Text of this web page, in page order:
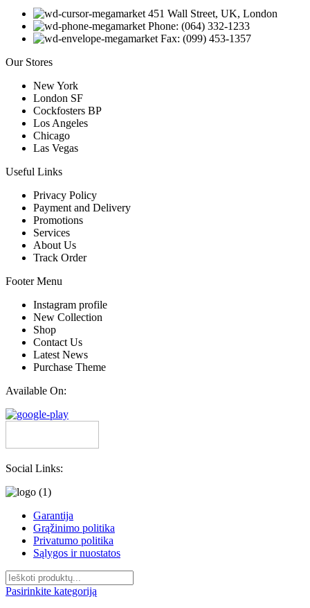
451 Wall Street, UK, London
Phone: (064) 332-1233
Fax: (099) 453-1357
Our Stores
New York
London SF
Cockfosters BP
Los Angeles
Chicago
Las Vegas
Useful Links
Privacy Policy
Payment and Delivery
Promotions
Services
About Us
Track Order
Footer Menu
Instagram profile
New Collection
Shop
Contact Us
Latest News
Purchase Theme
Available On:
Social Links:
Garantija
Grąžinimo politika
Privatumo politika
Sąlygos ir nuostatos
Pasirinkite kategoriją